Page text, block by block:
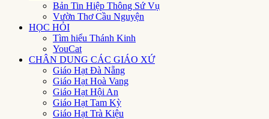
Bản Tin Hiệp Thông Sứ Vụ
Vườn Thơ Cầu Nguyện
HỌC HỎI
Tìm hiểu Thánh Kinh
YouCat
CHÂN DUNG CÁC GIÁO XỨ
Giáo Hạt Đà Nẵng
Giáo Hạt Hoà Vang
Giáo Hạt Hội An
Giáo Hạt Tam Kỳ
Giáo Hạt Trà Kiệu